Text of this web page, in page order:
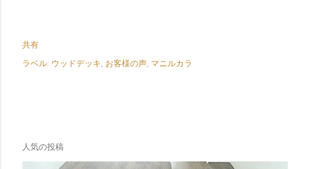
共有
ラベル: ウッドデッキ お客様の声 マニルカラ
人気の投稿